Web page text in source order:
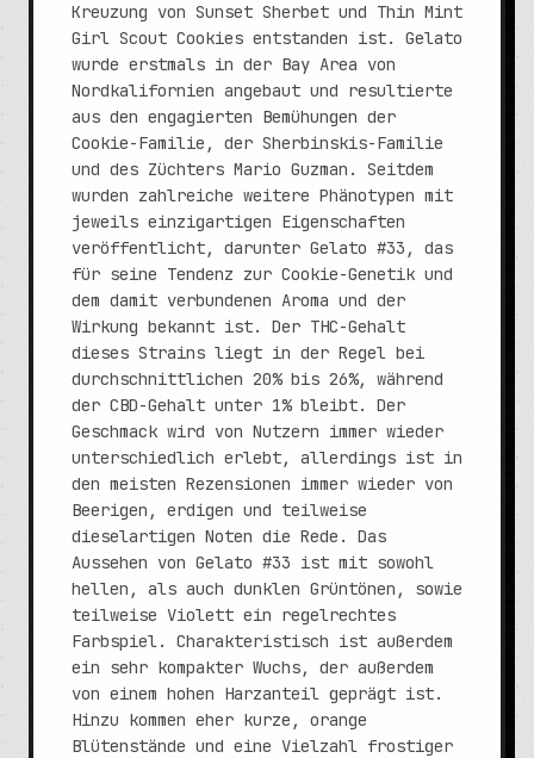
Kreuzung von Sunset Sherbet und Thin Mint
Girl Scout Cookies entstanden ist. Gelato
wurde erstmals in der Bay Area von
Nordkalifornien angebaut und resultierte
aus den engagierten Bemühungen der
Cookie-Familie, der Sherbinskis-Familie
und des Züchters Mario Guzman. Seitdem
wurden zahlreiche weitere Phänotypen mit
jeweils einzigartigen Eigenschaften
veröffentlicht, darunter Gelato #33, das
für seine Tendenz zur Cookie-Genetik und
dem damit verbundenen Aroma und der
Wirkung bekannt ist. Der THC-Gehalt
dieses Strains liegt in der Regel bei
durchschnittlichen 20% bis 26%, während
der CBD-Gehalt unter 1% bleibt. Der
Geschmack wird von Nutzern immer wieder
unterschiedlich erlebt, allerdings ist in
den meisten Rezensionen immer wieder von
Beerigen, erdigen und teilweise
dieselartigen Noten die Rede. Das
Aussehen von Gelato #33 ist mit sowohl
hellen, als auch dunklen Grüntönen, sowie
teilweise Violett ein regelrechtes
Farbspiel. Charakteristisch ist außerdem
ein sehr kompakter Wuchs, der außerdem
von einem hohen Harzanteil geprägt ist.
Hinzu kommen eher kurze, orange
Blütenstände und eine Vielzahl frostiger